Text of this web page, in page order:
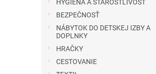
HYGIENA A STAROSTLIVOSŤ
BEZPEČNOSŤ
NÁBYTOK DO DETSKEJ IZBY A
DOPLNKY
HRAČKY
CESTOVANIE